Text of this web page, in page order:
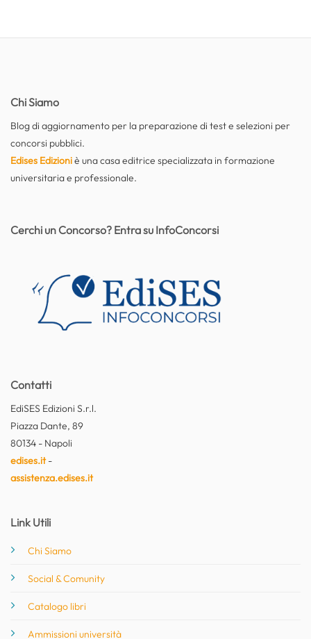
Chi Siamo
Blog di aggiornamento per la preparazione di test e selezioni per
concorsi pubblici.
Edises Edizioniè una casa editrice specializzata in formazione
universitaria e professionale.
Contatti
EdiSES Edizioni S.r.l.
Piazza Dante, 89
80134 - Napoli
edises.it-
assistenza.edises.it
Link Utili
Chi Siamo
Social & Comunity
Catalogo libri
Ammissioni università
Cerchi un Concorso? Entra su InfoConcorsi